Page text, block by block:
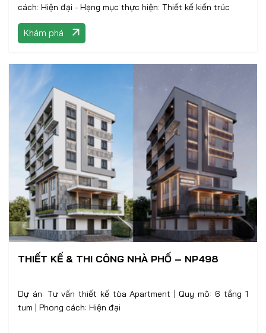
cách: Hiện đại - Hạng mục thực hiện: Thiết kế kiến trúc
Khám phá
THIẾT KẾ & THI CÔNG NHÀ PHỐ – NP498
Dự án: Tư vấn thiết kế tòa Apartment | Quy mô: 6 tầng 1
tum | Phong cách: Hiện đại